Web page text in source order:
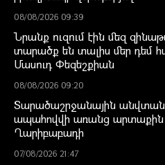
08/08/2026 09:39
Նրանք ուզում էին մեզ
տարածք են տալիս մեր դեմ
Մասուդ Փեզեշքիան
08/08/2026 09:20
Տարածաշրջանային
ապահովվի առանց արտաքին
Ղարիբաբադի
07/08/2026 21:47